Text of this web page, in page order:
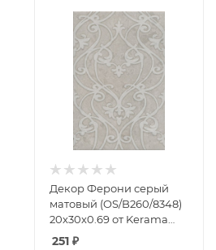
Декор Ферони серый
матовый (OS/B260/8348)
20x30x0.69 от Kerama
Marazzi (Россия)
251 ₽